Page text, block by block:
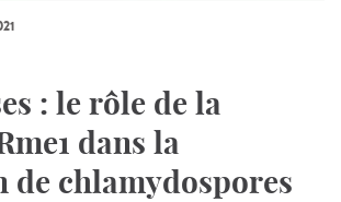
: le rôle de la
dans la
de chlamydospores